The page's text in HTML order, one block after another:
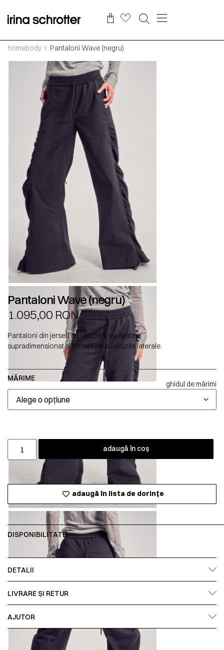
homebody Pantaloni Wave (negru)
Pantaloni Wave (negru)
1.095,00 RON
Pantaloni din jerseu de vîscoză, cu spatele
supradimensionat și încrețit pe cusăturile laterale.
MĂRIME
ghidul de mărimi
adaugă în coș
adaugă în lista de dorințe
DISPONIBILITATE:
DETALII
LIVRARE ȘI RETUR
AJUTOR